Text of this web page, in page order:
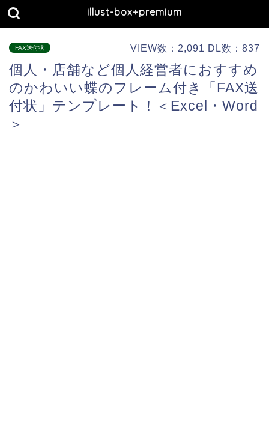
illust-box+premium
FAX送付状 VIEW数：2,091 DL数：837
個人・店舗など個人経営者におすすめ
のかわいい蝶のフレーム付き「FAX送
付状」テンプレート！＜Excel・Word
＞